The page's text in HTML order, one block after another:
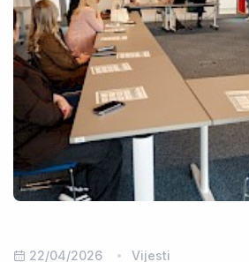
22/04/2026 Vijesti